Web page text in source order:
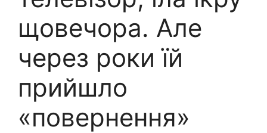
щовечора. Але
через роки їй
прийшло
«повернення»